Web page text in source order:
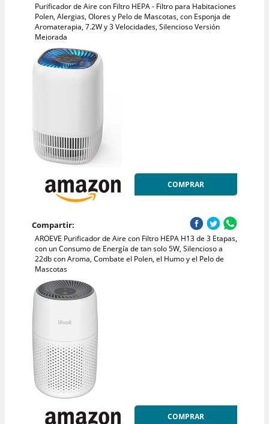
Purificador de Aire con Filtro HEPA - Filtro para Habitaciones
Polen, Alergias, Olores y Pelo de Mascotas, con Esponja de
Aromaterapia, 7.2W y 3 Velocidades, Silencioso Versión
Mejorada
COMPRAR
Compartir:
AROEVE Purificador de Aire con Filtro HEPA H13 de 3 Etapas,
con un Consumo de Energía de tan solo 5W, Silencioso a
22db con Aroma, Combate el Polen, el Humo y el Pelo de
Mascotas
COMPRAR